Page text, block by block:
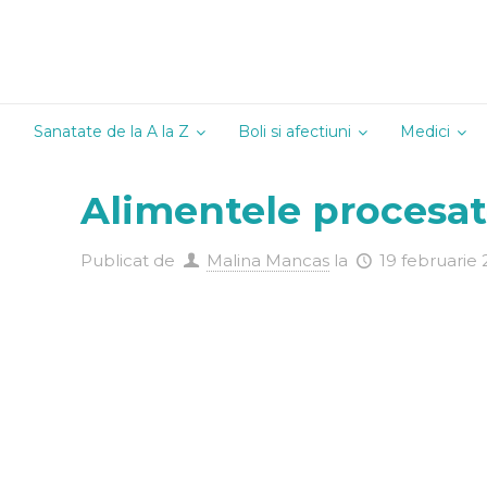
Sanatate de la A la Z Boli si afectiuni Medici
Andrologie
Cardiologie
Alimentele
Publicat de Malina Mancas la 19 februarie